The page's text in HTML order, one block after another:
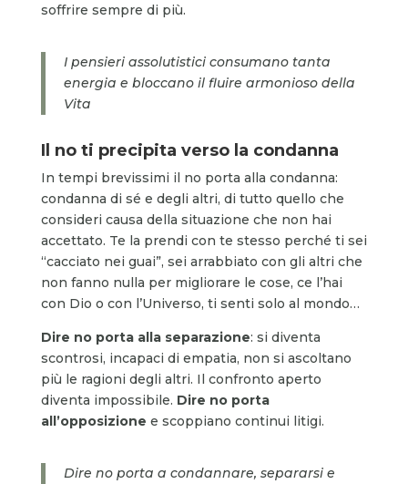
soffrire sempre di più.
I pensieri assolutistici consumano tanta
energia e bloccano il fluire armonioso della
Vita
Il no ti precipita verso la condanna
In tempi brevissimi il no porta alla condanna:
condanna di sé e degli altri, di tutto quello che
consideri causa della situazione che non hai
accettato. Te la prendi con te stesso perché ti sei
“cacciato nei guai”, sei arrabbiato con gli altri che
non fanno nulla per migliorare le cose, ce l’hai
con Dio o con l’Universo, ti senti solo al mondo…
Dire no porta alla separazione: si diventa
scontrosi, incapaci di empatia, non si ascoltano
più le ragioni degli altri. Il confronto aperto
diventa impossibile. Dire no porta
all’opposizione e scoppiano continui litigi.
Dire no porta a condannare, separarsi e